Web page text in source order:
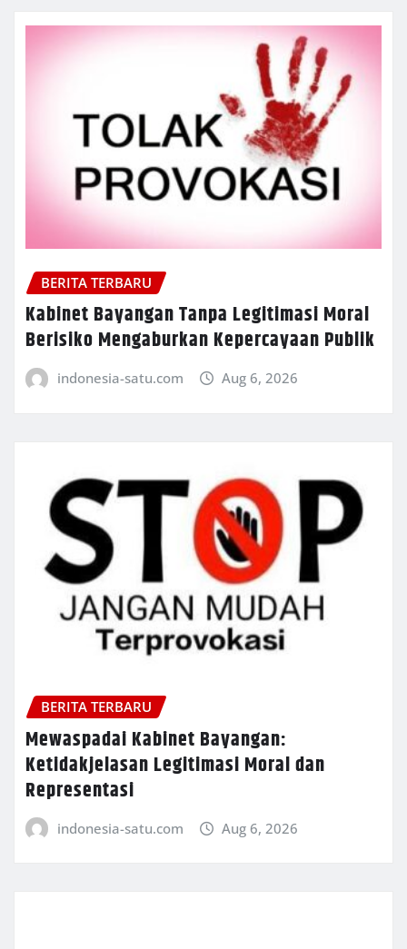
BERITA TERBARU
Kabinet Bayangan Tanpa Legitimasi Moral
Berisiko Mengaburkan Kepercayaan Publik
indonesia-satu.com Aug 6, 2026
BERITA TERBARU
Mewaspadai Kabinet Bayangan:
Ketidakjelasan Legitimasi Moral dan
Representasi
indonesia-satu.com Aug 6, 2026